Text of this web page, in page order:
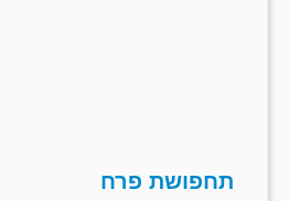
תחפושת פרח